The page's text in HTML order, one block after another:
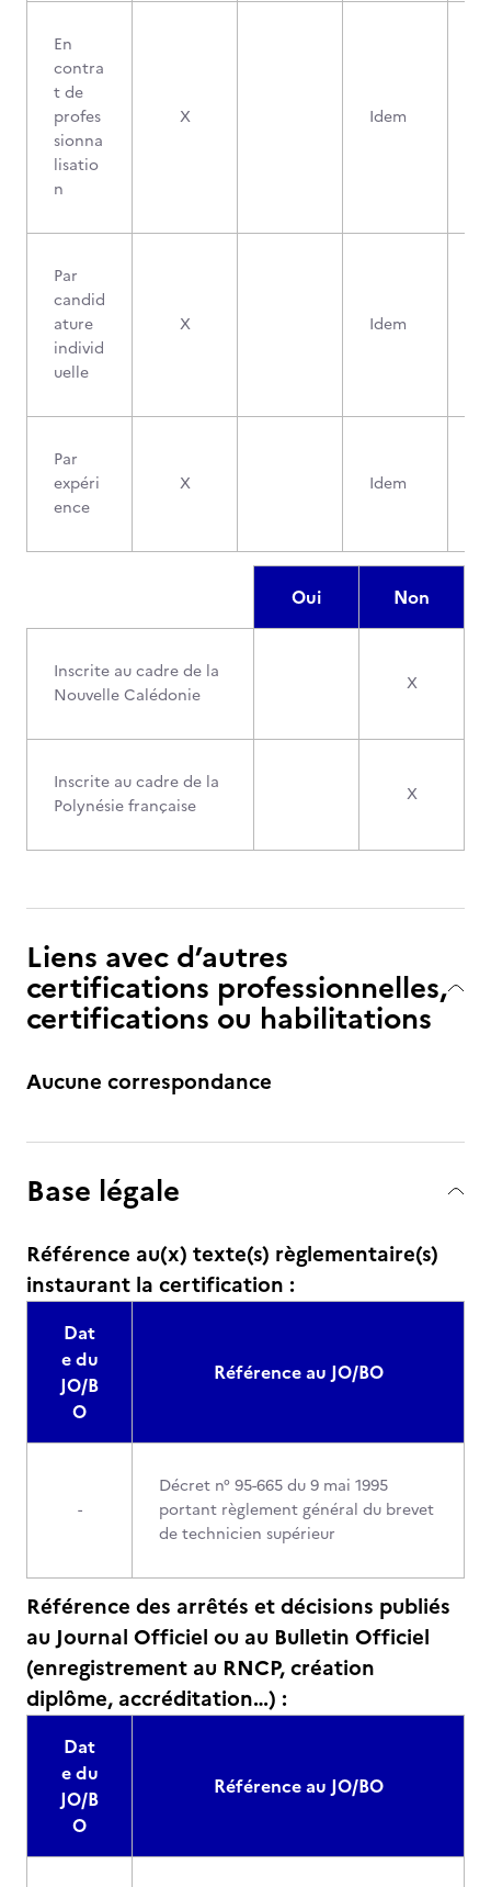
En
contra
t de
profes
sionna
lisatio
n
X Idem
Par
candid
ature
individ
uelle
X Idem
Par
expéri
ence
X Idem
Oui Non
Inscrite au cadre de la
Nouvelle Calédonie
X
Inscrite au cadre de la
Polynésie française
X
Liens avec d’autres
certifications professionnelles,
certifications ou habilitations
Aucune correspondance
Base légale
Référence au(x) texte(s) règlementaire(s)
instaurant la certification :
Dat
e du
JO/B
O
Référence au JO/BO
-
Décret n° 95-665 du 9 mai 1995
portant règlement général du brevet
de technicien supérieur
Référence des arrêtés et décisions publiés
au Journal Officiel ou au Bulletin Officiel
(enregistrement au RNCP, création
diplôme, accréditation…) :
Dat
e du
JO/B
O
Référence au JO/BO